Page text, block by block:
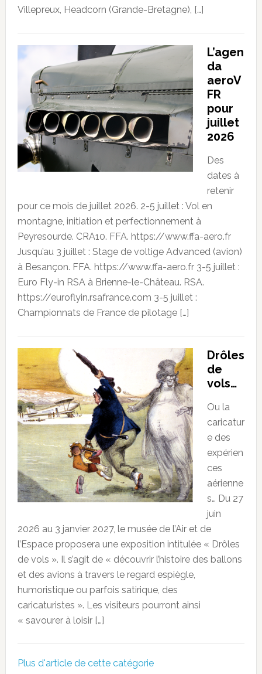
Villepreux, Headcorn (Grande-Bretagne), […]
L’agen
da
aeroV
FR
pour
juillet
2026
Des
dates à
retenir
pour ce mois de juillet 2026. 2-5 juillet : Vol en
montagne, initiation et perfectionnement à
Peyresourde. CRA10. FFA. https://www.ffa-aero.fr
Jusqu’au 3 juillet : Stage de voltige Advanced (avion)
à Besançon. FFA. https://www.ffa-aero.fr 3-5 juillet :
Euro Fly-in RSA à Brienne-le-Château. RSA.
https://euroflyin.rsafrance.com 3-5 juillet :
Championnats de France de pilotage […]
Drôles
de
vols…
Ou la
caricatur
e des
expérien
ces
aérienne
s… Du 27
juin
2026 au 3 janvier 2027, le musée de l’Air et de
l’Espace proposera une exposition intitulée « Drôles
de vols ». Il s’agit de « découvrir l’histoire des ballons
et des avions à travers le regard espiègle,
humoristique ou parfois satirique, des
caricaturistes ». Les visiteurs pourront ainsi
« savourer à loisir […]
Plus d'article de cette catégorie